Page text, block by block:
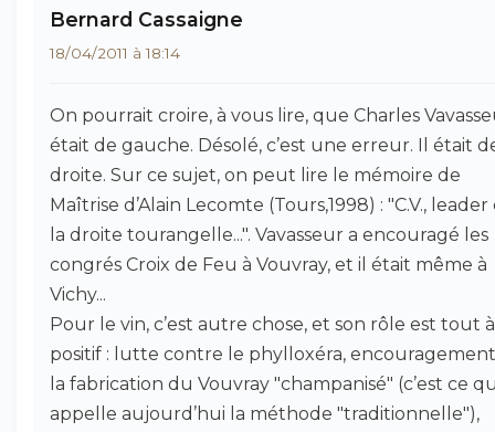
Bernard Cassaigne
18/04/2011 à 18:14
On pourrait croire, à vous lire, que Charles
était de gauche. Désolé, c’est une erreur. Il était
droite. Sur ce sujet, on peut lire le mémoire de
Maîtrise d’Alain Lecomte (Tours,1998) : "C.V., leader
la droite tourangelle...". Vavasseur a encouragé les
congrés Croix de Feu à Vouvray, et il était même à
Vichy...
Pour le vin, c’est autre chose, et son rôle est tout
positif : lutte contre le phylloxéra,
la fabrication du Vouvray "champanisé" (c’est ce
appelle aujourd’hui la méthode "traditionnelle"),